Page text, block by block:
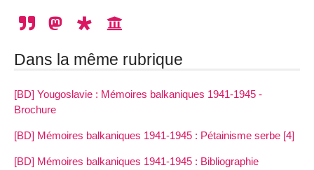
Dans la même rubrique
[BD] Yougoslavie : Mémoires balkaniques 1941-1945 -
Brochure
[BD] Mémoires balkaniques 1941-1945 : Pétainisme serbe [4]
[BD] Mémoires balkaniques 1941-1945 : Bibliographie